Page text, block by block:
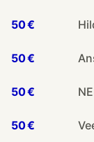
50 €
50 €
50 €
50 €